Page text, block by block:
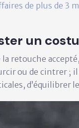
de plus de 3
un
retouche
ou de cintrer ;
d’équilibrer